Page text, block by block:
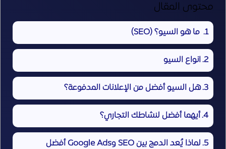
محتوى المقال
ما هو السيو؟ (SEO)
انواع السيو
هل السيو أفضل من الإعلانات المدفوعة؟
أيهما أفضل لنشاطك التجاري؟
لماذا يُعد الدمج بين SEO وGoogle Ads أفضل